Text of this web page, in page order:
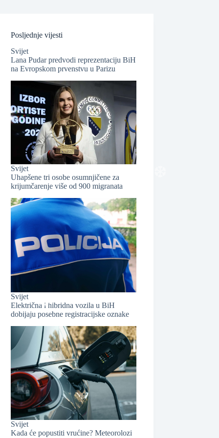
Posljednje vijesti
Svijet
Lana Pudar predvodi reprezentaciju BiH
na Evropskom prvenstvu u Parizu
Svijet
Uhapšene tri osobe osumnjičene za
krijumčarenje više od 900 migranata
Svijet
Električna i hibridna vozila u BiH
dobijaju posebne registracijske oznake
Svijet
Kada će popustiti vrućine? Meteorolozi
❆
❆